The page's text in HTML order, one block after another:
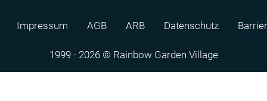
Impressum AGB ARB Datenschutz
1999 - 2026 © Rainbow Garden Village